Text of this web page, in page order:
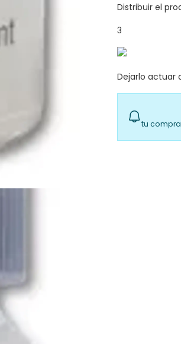
Distribuir el
3
Dejarlo actuar
tu